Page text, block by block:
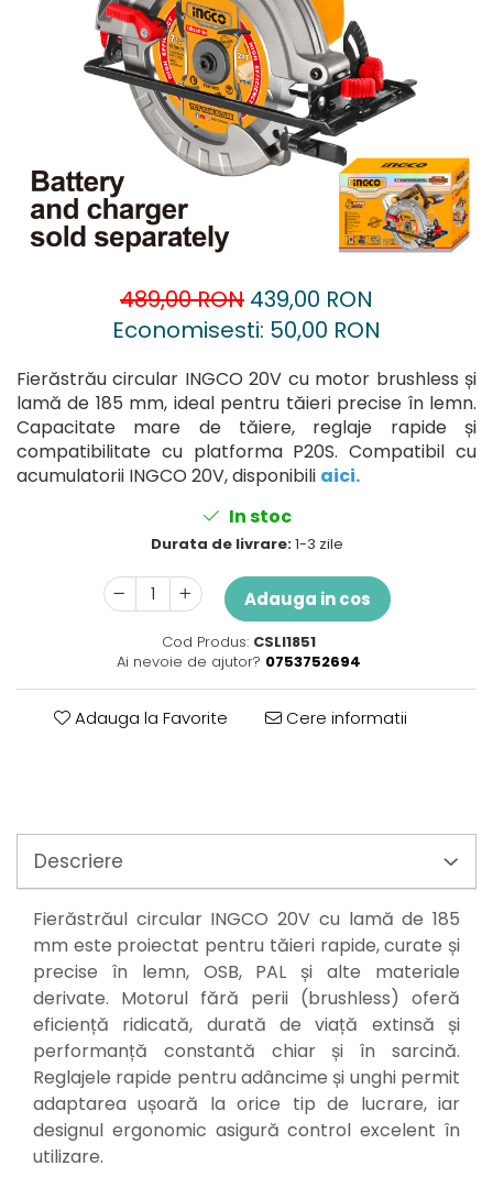
Accesorii pentru oberfreză
Mașini de șlefuit
Măști de sudură
Picamere
Polizoare unghiulare
Capsatoare
Accesorii pentru drujbă
Echipamente de protecție
Foarfece tablă
Foarfeci Grădină
Grătare Electrice
Grătare și accesorii
Instalații sanitare
Mașină de tocat carne
Mori electrice
Oale și vase de gătit
Prelungitoare
Accesorii rindele
Compresoare aer
Fierastrau sabie
Flexuri
Mixere mortar
Motoare electrice
Pistoale de bătut cuie
Polizoare
Seturi aparate electrice
Testere electrice
Unelte multifuncționale
Vibratoare pentru beton
Scule manuale
489,00 RON 439,00 RON
Economisesti: 50,00 RON
Fierăstrău circular INGCO 20V cu motor brushless și
lamă de 185 mm, ideal pentru tăieri precise în lemn.
Capacitate mare de tăiere, reglaje rapide și
compatibilitate cu platforma P20S. Compatibil cu
acumulatorii INGCO 20V, disponibili aici.
In stoc
Durata de livrare:1-3 zile
Adauga in cos
Cod Produs: CSLI1851
Ai nevoie de ajutor? 0753752694
Adauga la Favorite Cere informatii
Descriere
Fierăstrăul circular INGCO 20V cu lamă de 185
mm este proiectat pentru tăieri rapide, curate și
precise în lemn, OSB, PAL și alte materiale
derivate. Motorul fără perii (brushless) oferă
eficiență ridicată, durată de viață extinsă și
performanță constantă chiar și în sarcină.
Reglajele rapide pentru adâncime și unghi permit
adaptarea ușoară la orice tip de lucrare, iar
designul ergonomic asigură control excelent în
utilizare.